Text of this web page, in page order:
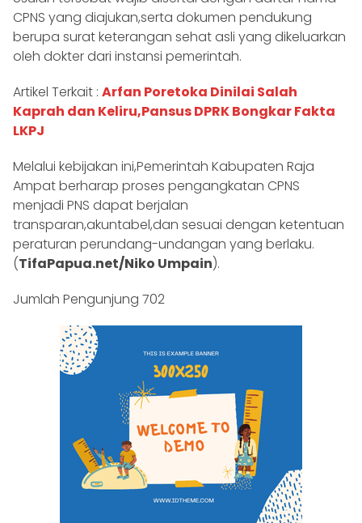
CPNS yang diajukan,serta dokumen pendukung
berupa surat keterangan sehat asli yang dikeluarkan
oleh dokter dari instansi pemerintah.
Artikel Terkait : Arfan Poretoka Dinilai Salah
Kaprah dan Keliru,Pansus DPRK Bongkar Fakta
LKPJ
Melalui kebijakan ini,Pemerintah Kabupaten Raja
Ampat berharap proses pengangkatan CPNS
menjadi PNS dapat berjalan
transparan,akuntabel,dan sesuai dengan ketentuan
peraturan perundang-undangan yang berlaku.
(TifaPapua.net/Niko Umpain).
Jumlah Pengunjung 702